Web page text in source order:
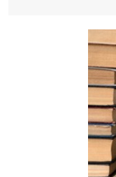
مؤلفات هي:
جروح الرأس. ويعود
في البحر ويتركب
شديد الحمرة وهو